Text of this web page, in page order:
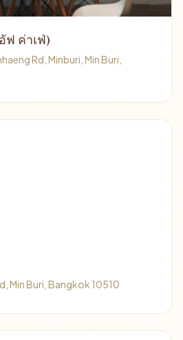
ฟ ค่าเฟ่)
Rd, Minburi, Min Buri,
Min Buri, Bangkok 10510